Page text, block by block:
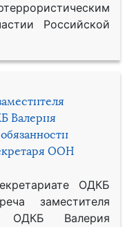
Российской
Валерия
ООН
ОДКБ
заместителя
ОДКБ Валерия